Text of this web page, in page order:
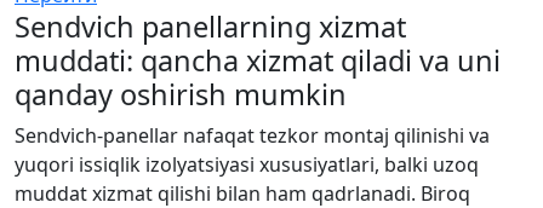
Sendvich panellarning xizmat
muddati: qancha xizmat qiladi va uni
qanday oshirish mumkin
Sendvich-panellar nafaqat tezkor montaj qilinishi va
yuqori issiqlik izolyatsiyasi xususiyatlari, balki uzoq
muddat xizmat qilishi bilan ham qadrlanadi. Biroq